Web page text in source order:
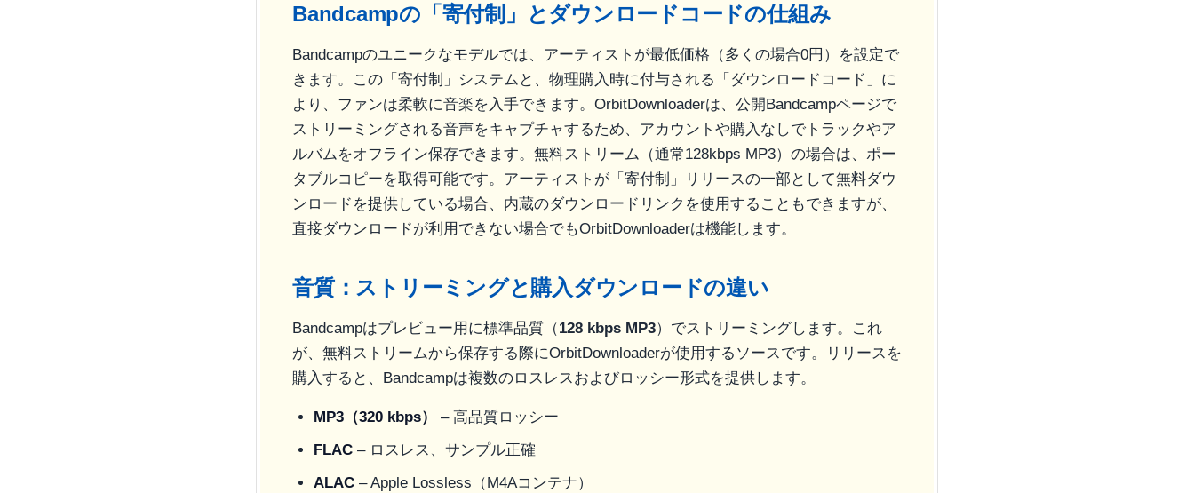
Bandcampの「寄付制」とダウンロードコードの仕組み
Bandcampのユニークなモデルでは、アーティストが最低価格（多くの場合0円）を設定で
きます。この「寄付制」システムと、物理購入時に付与される「ダウンロードコード」に
より、ファンは柔軟に音楽を入手できます。OrbitDownloaderは、公開Bandcampページで
ストリーミングされる音声をキャプチャするため、アカウントや購入なしでトラックやア
ルバムをオフライン保存できます。無料ストリーム（通常128kbps MP3）の場合は、ポー
タブルコピーを取得可能です。アーティストが「寄付制」リリースの一部として無料ダウ
ンロードを提供している場合、内蔵のダウンロードリンクを使用することもできますが、
直接ダウンロードが利用できない場合でもOrbitDownloaderは機能します。
音質：ストリーミングと購入ダウンロードの違い
Bandcampはプレビュー用に標準品質（128 kbps MP3）でストリーミングします。これ
が、無料ストリームから保存する際にOrbitDownloaderが使用するソースです。リリースを
購入すると、Bandcampは複数のロスレスおよびロッシー形式を提供します。
MP3（320 kbps）
– 高品質ロッシー
FLAC – ロスレス、サンプル正確
ALAC – Apple Lossless（M4Aコンテナ）